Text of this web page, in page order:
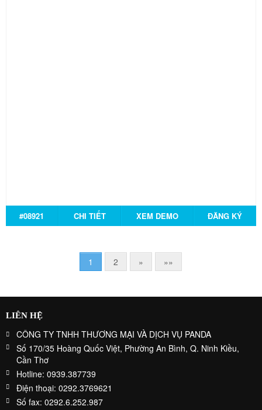
#08921 CHI TIẾT XEM DEMO ĐĂNG KÝ
1 2 » »»
LIÊN HỆ
CÔNG TY TNHH THƯƠNG MẠI VÀ DỊCH VỤ PANDA
Số 170/35 Hoàng Quốc Việt, Phường An Bình, Q. Ninh Kiều,
Cần Thơ
Hotline: 0939.387739
Điện thoại: 0292.3769621
Số fax: 0292.6.252.987